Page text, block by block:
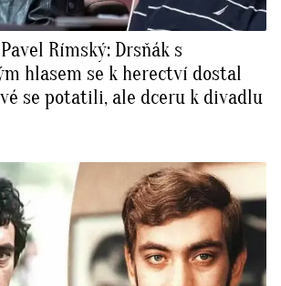
Rímský: Drsňák s
hlasem se k herectví dostal
se potatili, ale dceru k divadlu